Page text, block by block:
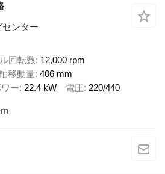
ンター
回転数 12,000 rpm
移動量 406 mm
ー 22.4 kW 電圧 220/440